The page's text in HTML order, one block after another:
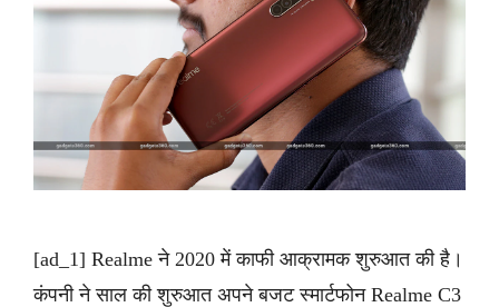
[ad_1] Realme ने 2020 में काफी आक्रामक शुरुआत की है।
कंपनी ने साल की शुरुआत अपने बजट स्मार्टफोन Realme C3